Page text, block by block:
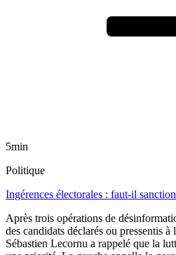
5min
Politique
Ingérences électorales : faut-il
Après trois opérations de
des candidats déclarés ou pressentis
Sébastien Lecornu a rappelé que la